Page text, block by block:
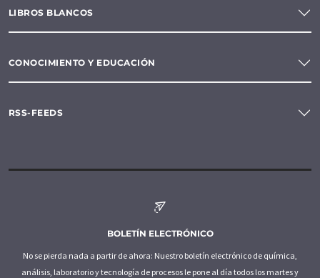
LIBROS BLANCOS
CONOCIMIENTO Y EDUCACIÓN
RSS-FEEDS
BOLETÍN ELECTRÓNICO
No se pierda nada a partir de ahora: Nuestro boletín electrónico de química,
análisis, laboratorio y tecnología de procesos le pone al día todos los martes y